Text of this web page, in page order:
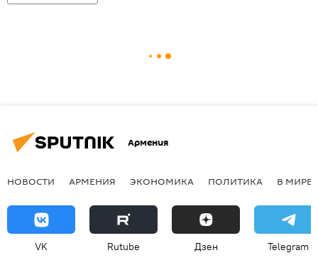
Армения
НОВОСТИ АРМЕНИЯ ЭКОНОМИКА ПОЛИТИКА В МИРЕ
VK Rutube Дзен Telegram